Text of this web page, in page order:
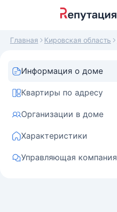
Главная Кировская область
Информация о доме
Квартиры по адресу
Организации в доме
Характеристики
Управляющая компания